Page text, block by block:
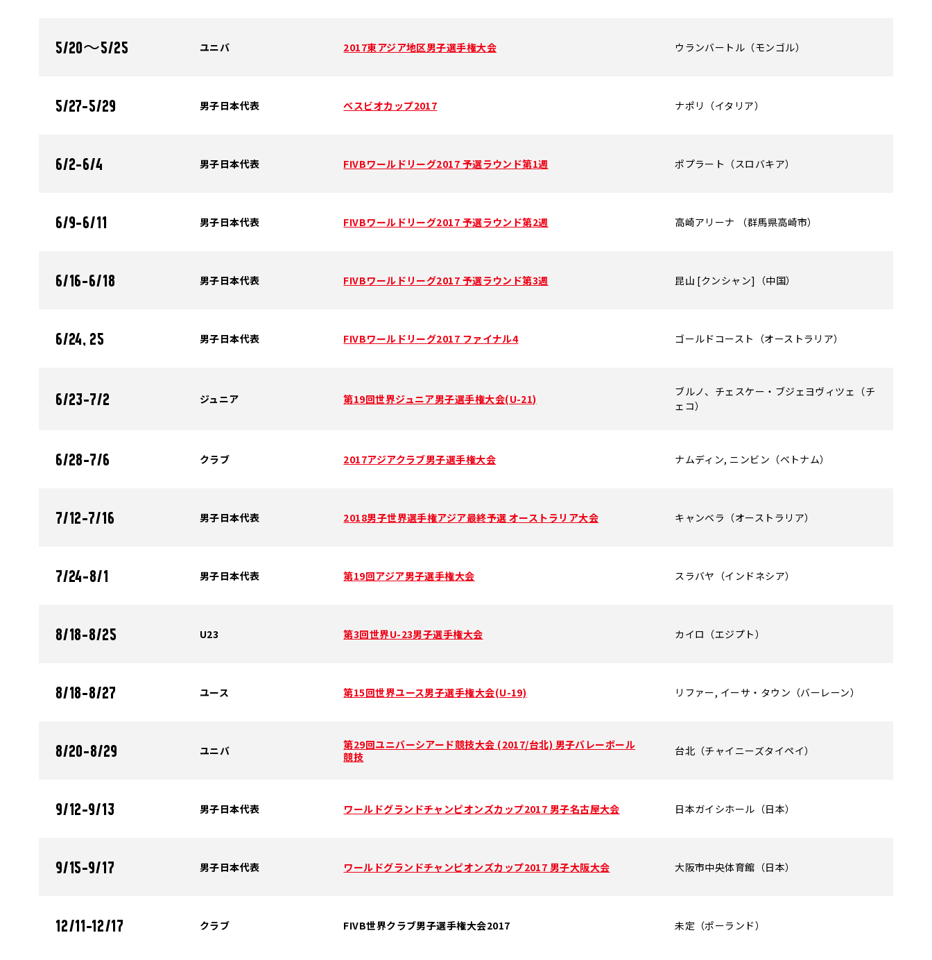
5/20～5/25 ユニバ 2017東アジア地区男子選手権大会 ウランバートル（モンゴル）
5/27-5/29 男子日本代表 ベスビオカップ2017 ナポリ（イタリア）
6/2-6/4 男子日本代表 FIVBワールドリーグ2017 予選ラウンド第1週 ポプラート（スロバキア）
6/9-6/11 男子日本代表 FIVBワールドリーグ2017 予選ラウンド第2週 高崎アリーナ （群馬県高崎市）
6/16-6/18 男子日本代表 FIVBワールドリーグ2017 予選ラウンド第3週 昆山 [クンシャン]（中国）
6/24, 25 男子日本代表 FIVBワールドリーグ2017 ファイナル4 ゴールドコースト（オーストラリア）
6/23-7/2 ジュニア 第19回世界ジュニア男子選手権大会(U-21)
ブルノ、チェスケー・ブジェヨヴィツェ（チ
ェコ）
6/28-7/6 クラブ 2017アジアクラブ男子選手権大会 ナムディン, ニンビン（ベトナム）
7/12-7/16 男子日本代表 2018男子世界選手権アジア最終予選 オーストラリア大会 キャンベラ（オーストラリア）
7/24-8/1 男子日本代表 第19回アジア男子選手権大会 スラバヤ（インドネシア）
8/18-8/25 U23 第3回世界U-23男子選手権大会 カイロ（エジプト）
8/18-8/27 ユース 第15回世界ユース男子選手権大会(U-19) リファー, イーサ・タウン（バーレーン）
8/20-8/29 ユニバ
第29回ユニバーシアード競技大会 (2017/台北) 男子バレーボール
競技
台北（チャイニーズタイペイ）
9/12-9/13 男子日本代表 ワールドグランドチャンピオンズカップ2017 男子名古屋大会 日本ガイシホール（日本）
9/15-9/17 男子日本代表 ワールドグランドチャンピオンズカップ2017 男子大阪大会 大阪市中央体育館（日本）
12/11-12/17 クラブ FIVB世界クラブ男子選手権大会2017 未定（ポーランド）